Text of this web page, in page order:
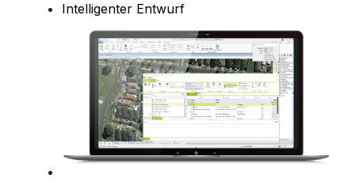
Intelligenter Entwurf